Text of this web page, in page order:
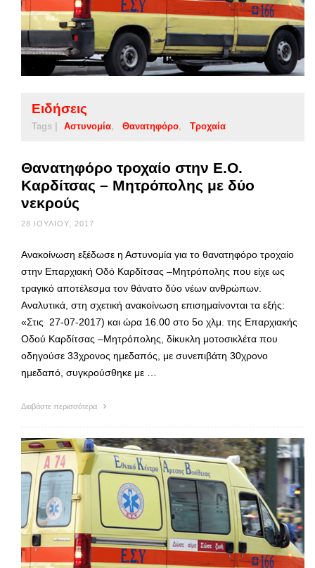
Ειδήσεις
Tags | Αστυνομία Θανατηφόρο Τροχαία
Θανατηφόρο τροχαίο στην Ε.Ο.
Καρδίτσας – Μητρόπολης με δύο
νεκρούς
28 ΙΟΥΛΊΟΥ, 2017
Ανακοίνωση εξέδωσε η Αστυνομία για το θανατηφόρο τροχαίο
στην Επαρχιακή Οδό Καρδίτσας –Μητρόπολης που είχε ως
τραγικό αποτέλεσμα τον θάνατο δύο νέων ανθρώπων.
Αναλυτικά, στη σχετική ανακοίνωση επισημαίνονται τα εξής:
«Στις 27-07-2017) και ώρα 16.00 στο 5ο χλμ. της Επαρχιακής
Οδού Καρδίτσας –Μητρόπολης, δίκυκλη μοτοσικλέτα που
οδηγούσε 33χρονος ημεδαπός, με συνεπιβάτη 30χρονο
ημεδαπό, συγκρούσθηκε με …
Διαβάστε περισσότερα